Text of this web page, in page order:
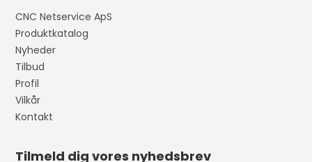
CNC Netservice ApS
Produktkatalog
Nyheder
Tilbud
Profil
Vilkår
Kontakt
Tilmeld dig vores nyhedsbrev